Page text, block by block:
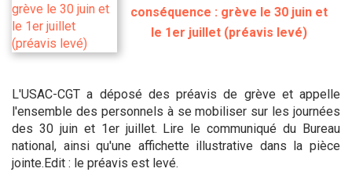
conséquence : grève le 30 juin et
le 1er juillet (préavis levé)
L'USAC-CGT a déposé des préavis de grève et appelle
l'ensemble des personnels à se mobiliser sur les journées
des 30 juin et 1er juillet. Lire le communiqué du Bureau
national, ainsi qu'une affichette illustrative dans la pièce
jointe.Edit : le préavis est levé.